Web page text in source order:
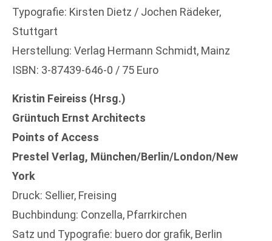
Typografie: Kirsten Dietz / Jochen Rädeker,
Stuttgart
Herstellung: Verlag Hermann Schmidt, Mainz
ISBN: 3-87439-646-0 / 75 Euro
Kristin Feireiss (Hrsg.)
Grüntuch Ernst Architects
Points of Access
Prestel Verlag, München/Berlin/London/New
York
Druck: Sellier, Freising
Buchbindung: Conzella, Pfarrkirchen
Satz und Typografie: buero dor grafik, Berlin